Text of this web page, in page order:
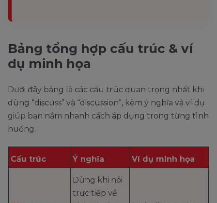
Bảng tổng hợp cấu trúc & ví
dụ minh họa
Dưới đây bảng là các cấu trúc quan trọng nhất khi
dùng “discuss” và “discussion”, kèm ý nghĩa và ví dụ
giúp bạn nắm nhanh cách áp dụng trong từng tình
huống.
Cấu trúc Ý nghĩa Ví dụ minh họa
Dùng khi nói
trực tiếp về